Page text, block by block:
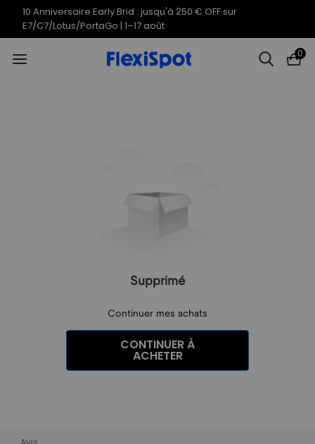
10 Anniversaire Early Brid : jusqu'à 250 € OFF sur
E7/C7/Lotus/PortaGo | 1–17 août
0
Supprimé
Continuer mes achats
CONTINUER À
ACHETER